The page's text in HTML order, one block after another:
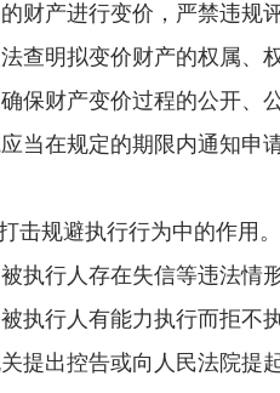
产进行变价，严禁违规
查明拟变价财产的权属
保财产变价过程的公开、
在规定的期限内通知申
规避执行行为中的作用。
执行人存在失信等违法情
执行人有能力执行而拒不
提出控告或向人民法院提起